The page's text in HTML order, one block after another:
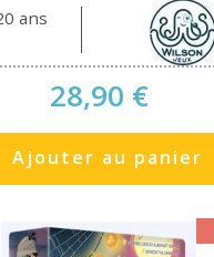
ans
28,90 €
Ajouter au panier